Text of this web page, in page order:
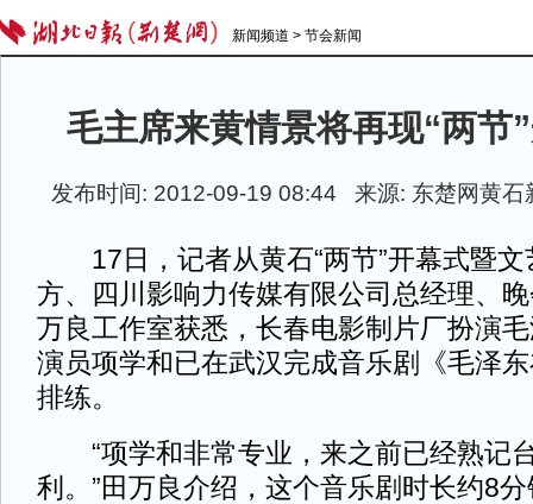
新闻频道 > 节会新闻
毛主席来黄情景将再现“两节
发布时间: 2012-09-19 08:44 来源: 东楚网黄
17日，记者从黄石“两节”开幕式暨文
方、四川影响力传媒有限公司总经理、
万良工作室获悉，长春电影制片厂扮演
演员项学和已在武汉完成音乐剧《毛泽
排练。
“项学和非常专业，来之前已经熟记
利。”田万良介绍，这个音乐剧时长约8